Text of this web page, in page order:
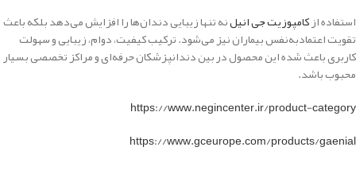
استفاده ازکامپوزیت جی انیلنه تنها زیبایی دندان‌ها را افزایش می‌دهد بلکه باعث
تقویت اعتمادبه‌نفس بیماران نیز می‌شود. ترکیب کیفیت، دوام، زیبایی و سهولت
کاربری باعث شده این محصول در بین دندانپزشکان حرفه‌ای و مراکز تخصصی بسیار
محبوب باشد.
https://www.negincenter.ir/product-category
https://www.gceurope.com/products/gaenial